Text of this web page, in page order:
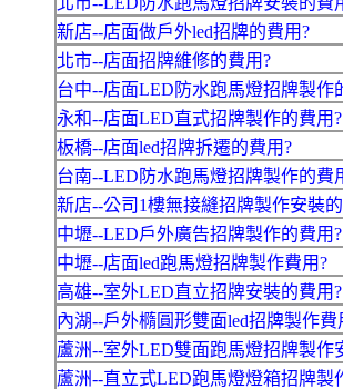
新店--店面做戶外led招牌的費用?
北市--店面招牌維修的費用?
台中--店面LED防水跑馬燈招牌製作
永和--店面LED直式招牌製作的費用?
板橋--店面led招牌拆遷的費用?
台南--LED防水跑馬燈招牌製作的費
新店--公司1樓無接縫招牌製作安裝
中壢--LED戶外廣告招牌製作的費用?
中壢--店面led跑馬燈招牌製作費用?
高雄--室外LED直立招牌安裝的費用?
內湖--戶外橢圓形雙面led招牌製作費
蘆洲--室外LED雙面跑馬燈招牌製作
蘆洲--直立式LED跑馬燈燈箱招牌製